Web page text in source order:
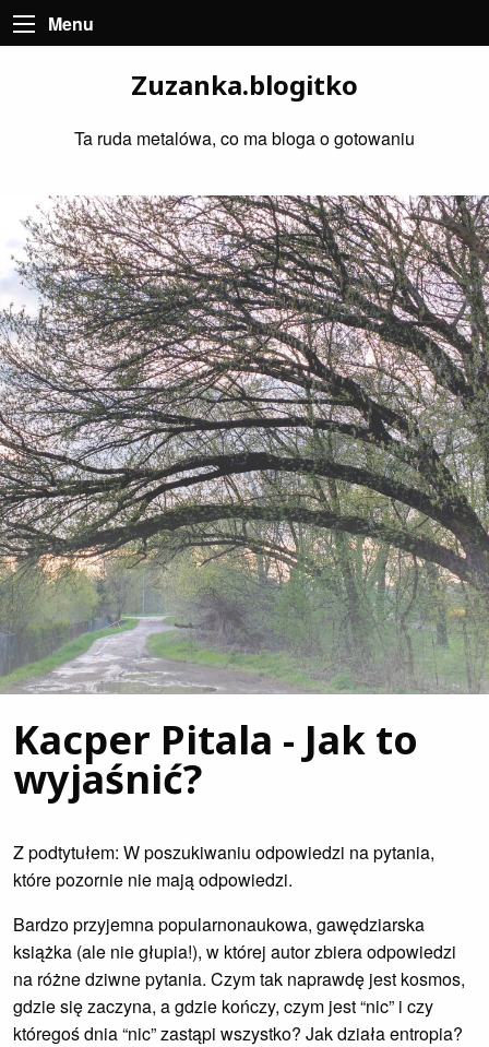
Menu
Zuzanka.blogitko
Ta ruda metalówa, co ma bloga o gotowaniu
Kacper Pitala - Jak to
wyjaśnić?
Z podtytułem: W poszukiwaniu odpowiedzi na pytania,
które pozornie nie mają odpowiedzi.
Bardzo przyjemna popularnonaukowa, gawędziarska
książka (ale nie głupia!), w której autor zbiera odpowiedzi
na różne dziwne pytania. Czym tak naprawdę jest kosmos,
gdzie się zaczyna, a gdzie kończy, czym jest “nic” i czy
któregoś dnia “nic” zastąpi wszystko? Jak działa entropia?